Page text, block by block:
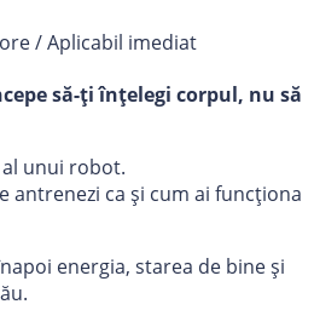
/ Aplicabil imediat
să-ți înțelegi corpul, nu să
unui robot.
antrenezi ca și cum ai funcționa
energia, starea de bine și